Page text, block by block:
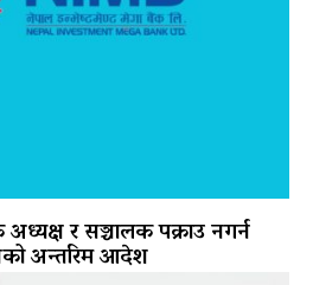
र सञ्चालक पक्राउ नगर्न
अन्तरिम आदेश